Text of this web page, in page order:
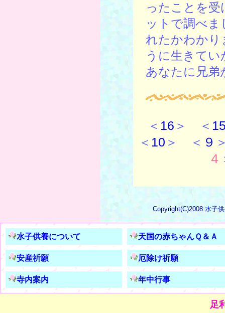
ったことを
ットで調べ
れたかわかり
うに生きて
あなたに兄弟
＜ 16 ＞ ＜
＜ 10 ＞ ＜ ９
４
Copyright(C)2008 水子
水子供養について 天国の赤ちゃんＱ＆Ａ
安産祈願 厄除け祈願
寺内案内 年中行事
足